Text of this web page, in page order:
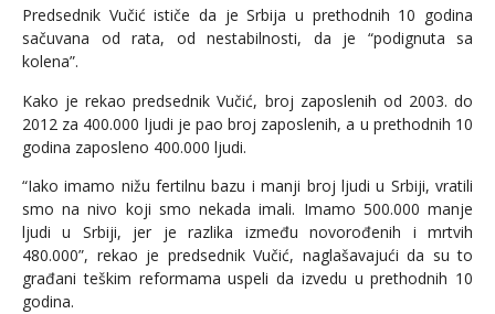
Predsednik Vučić ističe da je Srbija u prethodnih 10 godina
sačuvana od rata, od nestabilnosti, da je “podignuta sa
kolena”.
Kako je rekao predsednik Vučić, broj zaposlenih od 2003. do
2012 za 400.000 ljudi je pao broj zaposlenih, a u prethodnih 10
godina zaposleno 400.000 ljudi.
“Iako imamo nižu fertilnu bazu i manji broj ljudi u Srbiji, vratili
smo na nivo koji smo nekada imali. Imamo 500.000 manje
ljudi u Srbiji, jer je razlika između novorođenih i mrtvih
480.000”, rekao je predsednik Vučić, naglašavajući da su to
građani teškim reformama uspeli da izvedu u prethodnih 10
godina.